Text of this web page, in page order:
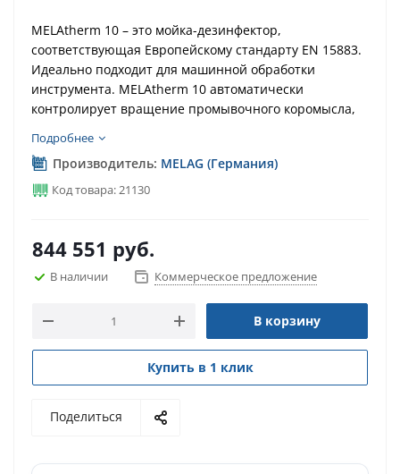
MELAtherm 10 – это мойка-дезинфектор,
соответствующая Европейскому стандарту EN 15883.
Идеально подходит для машинной обработки
инструмента. MELAtherm 10 автоматически
контролирует вращение промывочного коромысла,
фильтров. Таким образом предотвращаются ошибки
в работе программы или устройства.
Подробнее
Производитель: MELAG (Германия)
Код товара: 21130
844 551 руб.
В наличии Коммерческое предложение
В корзину
Купить в 1 клик
Поделиться